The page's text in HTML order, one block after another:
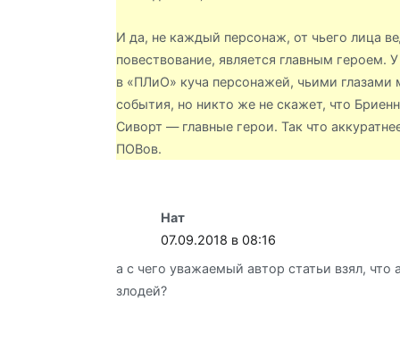
И да, не каждый персонаж, от чьего лица
повествование, является главным героем.
в «ПЛиО» куча персонажей, чьими
события, но никто же не скажет, что
Сиворт — главные герои. Так что
ПОВов.
Нат
07.09.2018 в 08:16
а с чего уважаемый автор статьи взял, что
злодей?